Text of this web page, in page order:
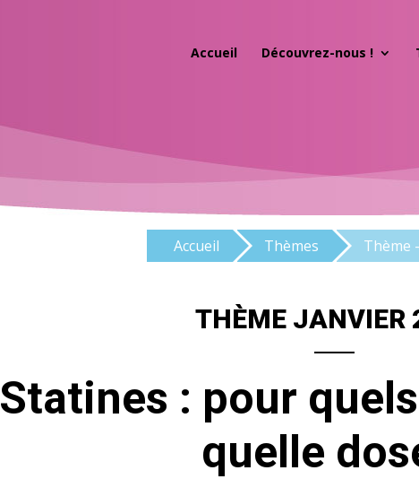
Accueil Découvrez-nous !
Accueil Thèmes Thème
THÈME JANVIER
Statines : pour
quelle